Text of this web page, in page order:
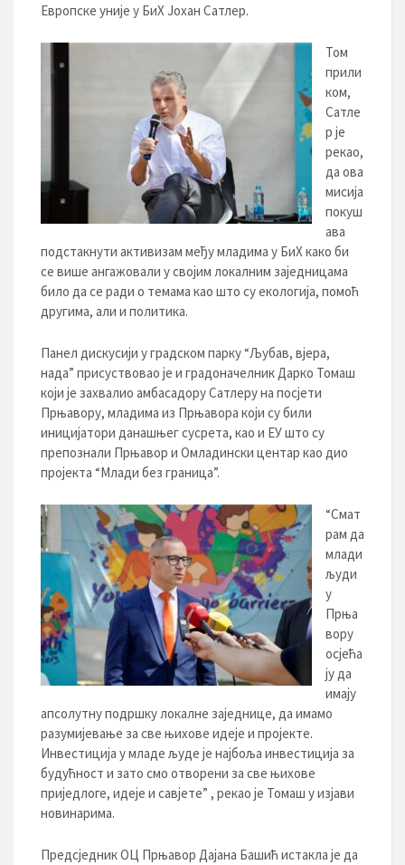
Европске уније у БиХ Јохан Сатлер.
Том
прили
ком,
Сатле
р је
рекао,
да ова
мисија
покуш
ава
подстакнути активизам међу младима у БиХ како би
се више ангажовали у својим локалним заједницама
било да се ради о темама као што су екологија, помоћ
другима, али и политика.
Панел дискусији у градском парку “Љубав, вјера,
нада” присуствовао је и градоначелник Дарко Томаш
који је захвалио амбасадору Сатлеру на посјети
Прњавору, младима из Прњавора који су били
иницијатори данашњег сусрета, као и ЕУ што су
препознали Прњавор и Омладински центар као дио
пројекта “Млади без граница”.
“Смат
рам да
млади
људи
у
Прња
вору
осјећа
ју да
имају
апсолутну подршку локалне заједнице, да имамо
разумијевање за све њихове идеје и пројекте.
Инвестиција у младе људе је најбоља инвестиција за
будућност и зато смо отворени за све њихове
приједлоге, идеје и савјете” , рекао је Томаш у изјави
новинарима.
Предсједник ОЦ Прњавор Дајана Башић истакла је да